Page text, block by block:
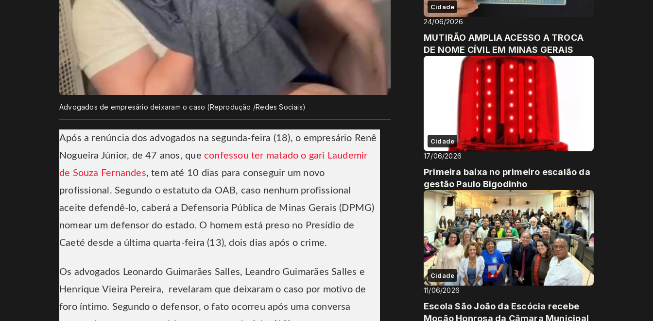
Advogados de empresário deixaram o caso (Reprodução /Redes Sociais)
Após a renúncia dos advogados na segunda-feira (18), o empresário Renê
Nogueira Júnior, de 47 anos, que confessou ter matado o gari Laudemir
de Souza Fernandes, tem até 10 dias para conseguir um novo
profissional. Segundo o estatuto da OAB, caso nenhum profissional
aceite defendê-lo, caberá a Defensoria Pública de Minas Gerais (DPMG)
nomear um defensor do estado. O homem está preso no Presídio de
Caeté desde a última quarta-feira (13), dois dias após o crime.
Os advogados Leonardo Guimarães Salles, Leandro Guimarães Salles e
Henrique Vieira Pereira, revelaram que deixaram o caso por motivo de
foro íntimo. Segundo o defensor, o fato ocorreu após uma conversa
Cidade
24/06/2026
MUTIRÃO AMPLIA ACESSO A TROCA
DE NOME CÍVIL EM MINAS GERAIS
Cidade
17/06/2026
Primeira baixa no primeiro escalão da
gestão Paulo Bigodinho
Cidade
11/06/2026
Escola São João da Escócia recebe
Moção Honrosa da Câmara Municipal